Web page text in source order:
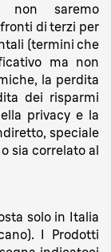
non saremo
di terzi per
(termini che
ma non
la perdita
dei risparmi
privacy e la
speciale
sia correlato al
solo in Italia
I Prodotti